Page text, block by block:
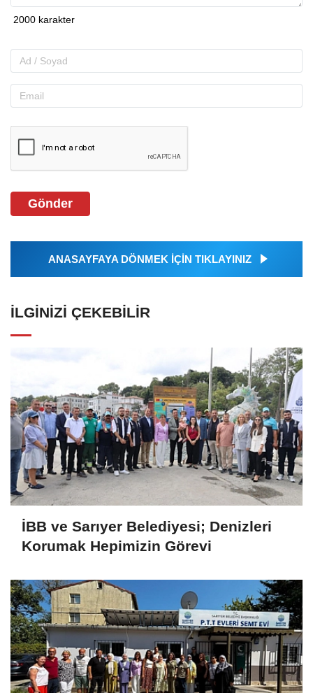
Gönder
ANASAYFAYA DÖNMEK İÇİN TIKLAYINIZ
İLGINIZI ÇEKEBILIR
İBB ve Sarıyer Belediyesi; Denizleri
Korumak Hepimizin Görevi